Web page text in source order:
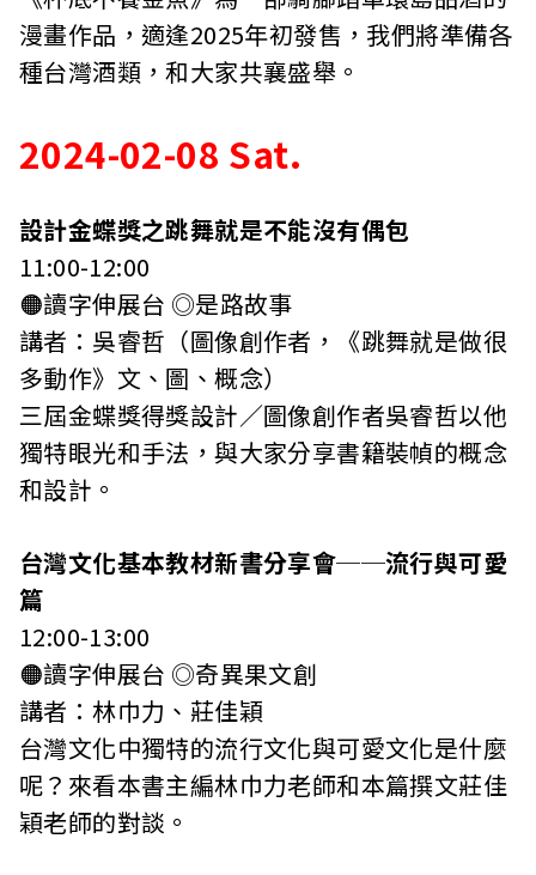
漫畫作品，適逢2025年初發售，我們將準備各
種台灣酒類，和大家共襄盛舉。
2024-02-08 Sat.
設計金蝶獎之跳舞就是不能沒有偶包
11:00-12:00
🟠讀字伸展台 ◎是路故事
講者：吳睿哲（圖像創作者，《跳舞就是做很
多動作》文、圖、概念）
三屆金蝶獎得獎設計／圖像創作者吳睿哲以他
獨特眼光和手法，與大家分享書籍裝幀的概念
和設計。
台灣文化基本教材新書分享會──流行與可愛
篇
12:00-13:00
🟠讀字伸展台 ◎奇異果文創
講者：林巾力、莊佳穎
台灣文化中獨特的流行文化與可愛文化是什麼
呢？來看本書主編林巾力老師和本篇撰文莊佳
穎老師的對談。